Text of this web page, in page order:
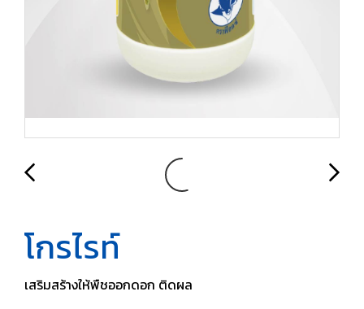
โกรไรท์
เสริมสร้างให้พืชออกดอก ติดผล